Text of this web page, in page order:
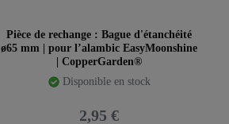
Pièce de rechange : Bague d'étanchéité
ø65 mm | pour l’alambic EasyMoonshine
| CopperGarden®
Disponible en stock
2,95 €